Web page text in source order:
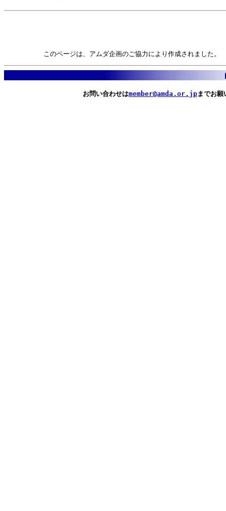
このページは、アムダ企画のご協力により作成されました。
お問い合わせはmember@amda.or.jp